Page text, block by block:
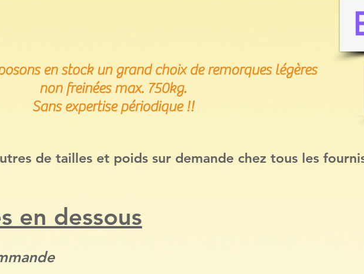
en stock un grand choix de remorques légères
non freinées max. 750kg.
Sans expertise périodique !!
de tailles et poids sur demande chez tous les
en dessous